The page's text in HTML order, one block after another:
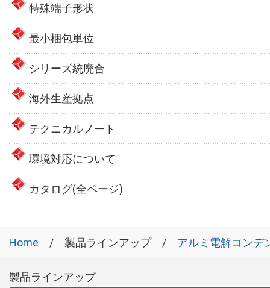
特殊端子形状
最小梱包単位
シリーズ統廃合
海外生産拠点
テクニカルノート
環境対応について
カタログ(全ページ)
Home 製品ラインアップ アルミ電解コンデ
製品ラインアップ